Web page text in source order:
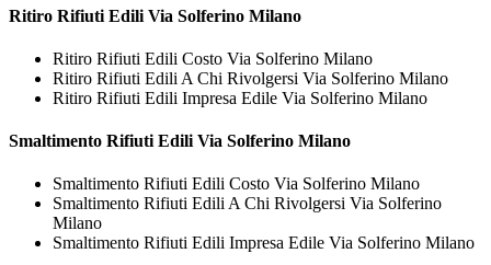
Ritiro Rifiuti Edili Via Solferino Milano
Ritiro Rifiuti Edili Costo Via Solferino Milano
Ritiro Rifiuti Edili A Chi Rivolgersi Via Solferino Milano
Ritiro Rifiuti Edili Impresa Edile Via Solferino Milano
Smaltimento Rifiuti Edili Via Solferino Milano
Smaltimento Rifiuti Edili Costo Via Solferino Milano
Smaltimento Rifiuti Edili A Chi Rivolgersi Via Solferino
Milano
Smaltimento Rifiuti Edili Impresa Edile Via Solferino Milano